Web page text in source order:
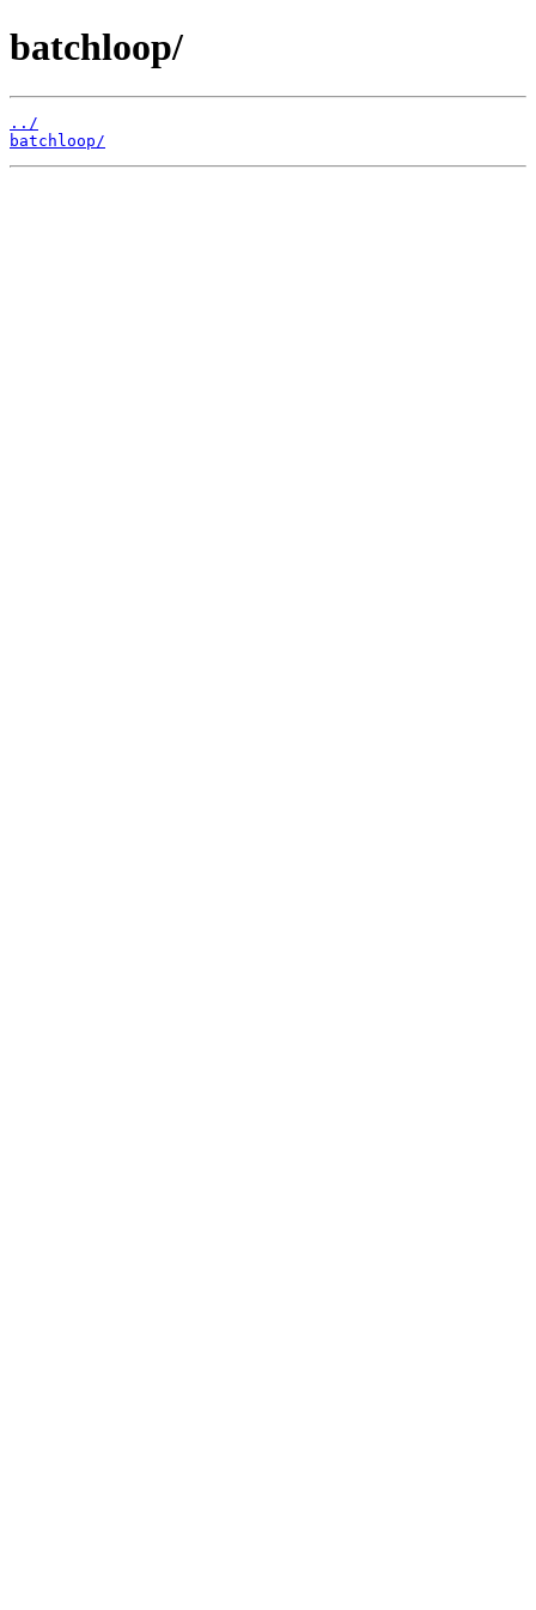
batchloop/
../
batchloop/